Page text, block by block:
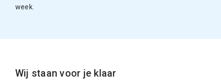
week.
Wij staan voor je klaar